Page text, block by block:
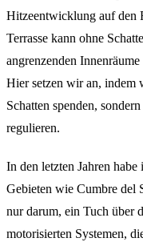
Hitzeentwicklung auf den
Terrasse kann ohne
angrenzenden
Hier setzen wir an, indem
Schatten spenden,
regulieren.
In den letzten Jahren
Gebieten wie Cumbre del
nur darum, ein Tuch über
motorisierten Systemen,